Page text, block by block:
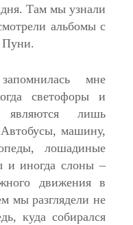
Там мы узнали
альбомы с
Пуни.
мне
светофоры и
лишь
машину,
лошадиные
и иногда слоны –
движения в
мы разглядели не
куда собирался